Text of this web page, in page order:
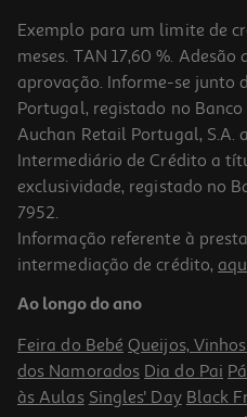
-10%
Livro Os Cruzados De Dan Jones
25.97 €/un
PVP de editor
25,97 €
Exemplo para um limite de
meses. TAN 17,60 %.
aprovação. Informe-se junto
Portugal, registado no
Auchan Retail Portugal, S.A.
Intermediário de Crédito a
exclusividade, registado no
7952.
Informação referente à
intermediação de crédito,
Ao longo do ano
Feira do Bebé Queijos,
dos Namorados Dia do Pai
às Aulas Singles' Day Black